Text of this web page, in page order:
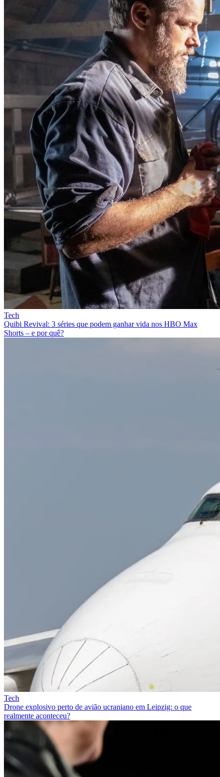
Tech
Quibi Revival: 3 séries que podem ganhar vida nos HBO Max
Shorts – e por quê?
Tech
Drone explosivo perto de avião ucraniano em Leipzig: o que
realmente aconteceu?